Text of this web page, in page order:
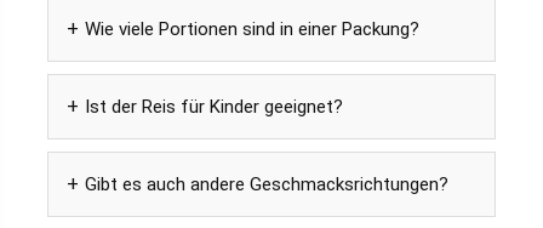
Wie viele Portionen sind in einer Packung?
Ist der Reis für Kinder geeignet?
Gibt es auch andere Geschmacksrichtungen?